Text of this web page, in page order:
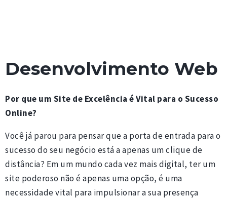
Desenvolvimento Web
Por que um Site de Excelência é Vital para o Sucesso
Online?
Você já parou para pensar que a porta de entrada para o
sucesso do seu negócio está a apenas um clique de
distância? Em um mundo cada vez mais digital, ter um
site poderoso não é apenas uma opção, é uma
necessidade vital para impulsionar a sua presença